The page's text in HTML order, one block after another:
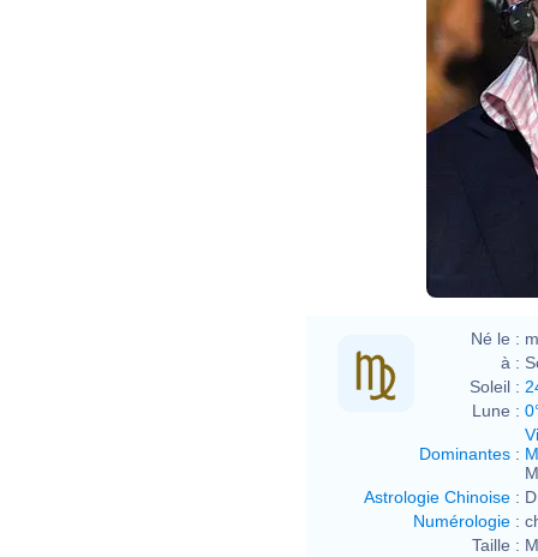
Né le :
à :
Soleil :
Lune :
Dominantes :
Astrologie Chinoise :
Numérologie :
Taille :